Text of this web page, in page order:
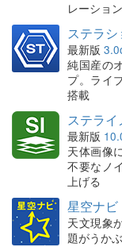
レーション
ステラシ
最新版
純国産の
プ。ライ
搭載
ステラ
最新版
天体画像
不要なノ
上げる
星空ナビ
天文現象
題がうか